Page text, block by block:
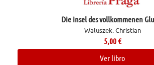
Die insel des vollkommenen
Waluszek, Christian
5,00€
Ver libro